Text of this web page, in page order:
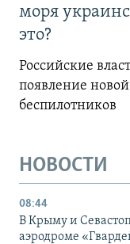
моря
это?
Российские
появление
беспилотников
НОВОСТИ
08:44
В Крыму и
аэродроме